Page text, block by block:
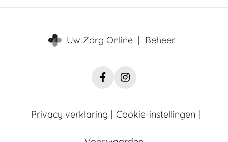
Uw Zorg Online | Beheer
FacebookInstagram
Privacy verklaring | Cookie-instellingen |